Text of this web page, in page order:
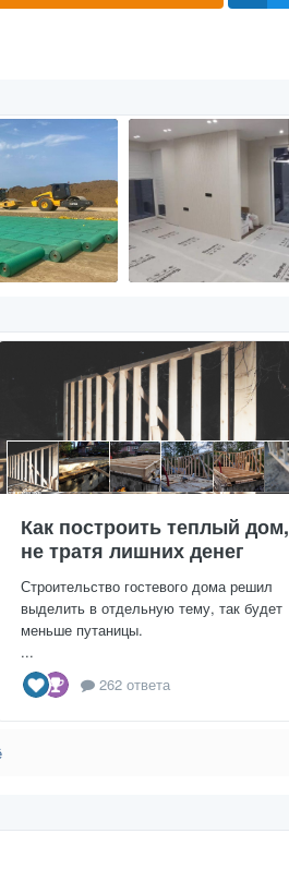
Как построить теплый дом,
не тратя лишних денег
Строительство гостевого дома решил
выделить в отдельную тему, так будет
меньше путаницы.
...
262 ответа